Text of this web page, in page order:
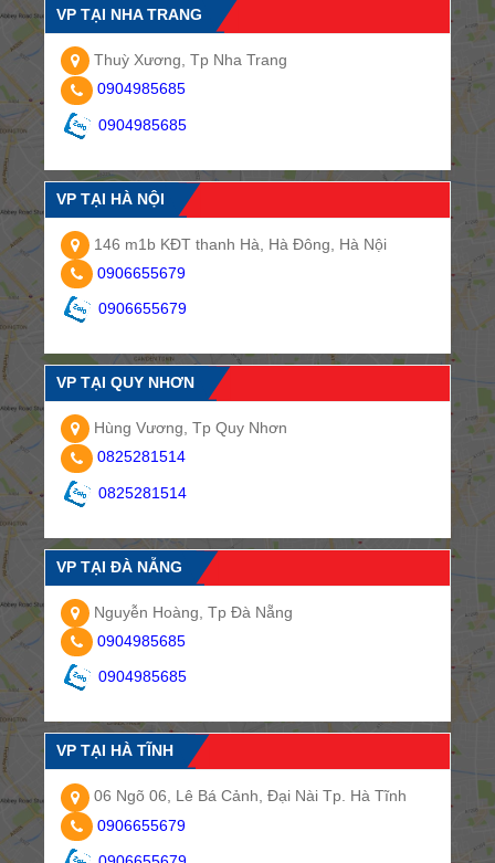
VP TẠI NHA TRANG
Thuỳ Xương, Tp Nha Trang
0904985685
0904985685
VP TẠI HÀ NỘI
146 m1b KĐT thanh Hà, Hà Đông, Hà Nội
0906655679
0906655679
VP TẠI QUY NHƠN
Hùng Vương, Tp Quy Nhơn
0825281514
0825281514
VP TẠI ĐÀ NẴNG
Nguyễn Hoàng, Tp Đà Nẵng
0904985685
0904985685
VP TẠI HÀ TĨNH
06 Ngõ 06, Lê Bá Cảnh, Đại Nài Tp. Hà Tĩnh
0906655679